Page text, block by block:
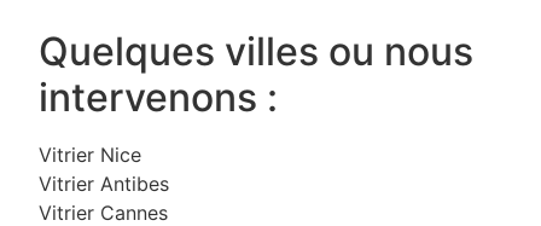
Quelques villes ou nous
intervenons :
Vitrier Nice
Vitrier Antibes
Vitrier Cannes